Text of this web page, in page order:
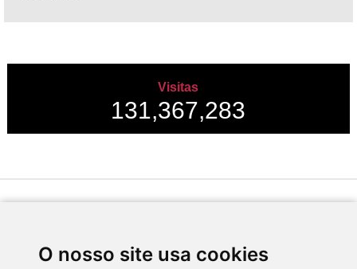
O nosso site usa cookies
Visitas
131,367,283